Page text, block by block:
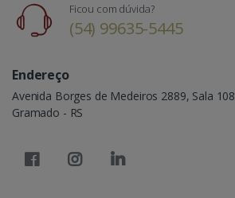
Ficou com dúvida?
(54) 99635-5445
Endereço
Avenida Borges de Medeiros 2889, Sala 108
Gramado - RS